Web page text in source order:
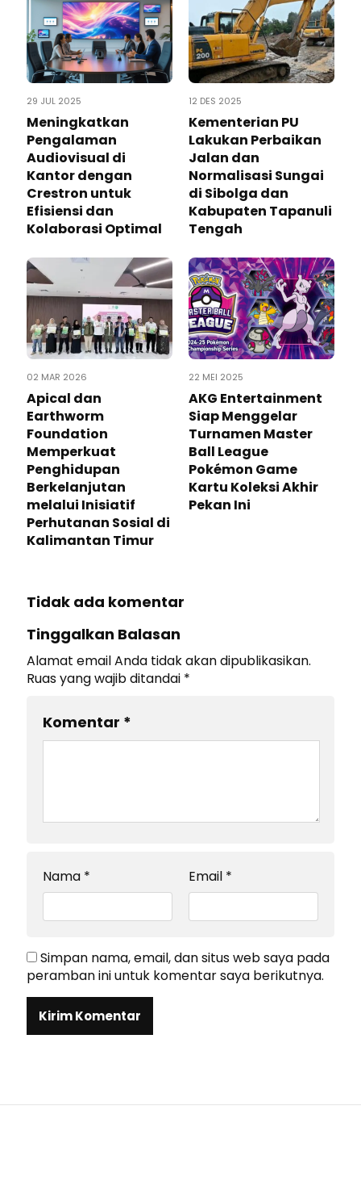
29 JUL 2025
Meningkatkan
Pengalaman
Audiovisual di
Kantor dengan
Crestron untuk
Efisiensi dan
Kolaborasi Optimal
12 DES 2025
Kementerian PU
Lakukan Perbaikan
Jalan dan
Normalisasi Sungai
di Sibolga dan
Kabupaten Tapanuli
Tengah
02 MAR 2026
Apical dan
Earthworm
Foundation
Memperkuat
Penghidupan
Berkelanjutan
melalui Inisiatif
Perhutanan Sosial di
Kalimantan Timur
22 MEI 2025
AKG Entertainment
Siap Menggelar
Turnamen Master
Ball League
Pokémon Game
Kartu Koleksi Akhir
Pekan Ini
Tidak ada komentar
Tinggalkan Balasan
Alamat email Anda tidak akan dipublikasikan.
Ruas yang wajib ditandai *
Komentar *
Nama * Email *
Simpan nama, email, dan situs web saya pada
peramban ini untuk komentar saya berikutnya.